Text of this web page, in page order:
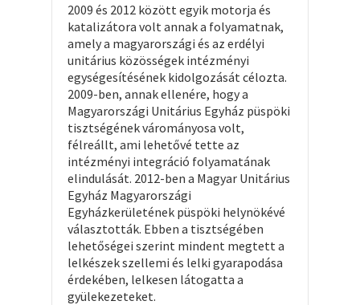
2009 és 2012 között egyik motorja és
katalizátora volt annak a folyamatnak,
amely a magyarországi és az erdélyi
unitárius közösségek intézményi
egységesítésének kidolgozását célozta.
2009-ben, annak ellenére, hogy a
Magyarországi Unitárius Egyház püspöki
tisztségének várományosa volt,
félreállt, ami lehetővé tette az
intézményi integráció folyamatának
elindulását. 2012-ben a Magyar Unitárius
Egyház Magyarországi
Egyházkerületének püspöki helynökévé
választották. Ebben a tisztségében
lehetőségei szerint mindent megtett a
lelkészek szellemi és lelki gyarapodása
érdekében, lelkesen látogatta a
gyülekezeteket.